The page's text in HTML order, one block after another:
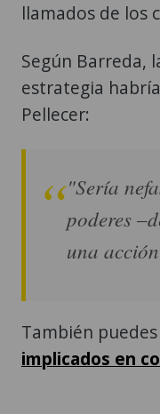
llamados de los
Según Barreda,
estrategia
Pellecer:
"Sería
poderes
una
También
implicados en